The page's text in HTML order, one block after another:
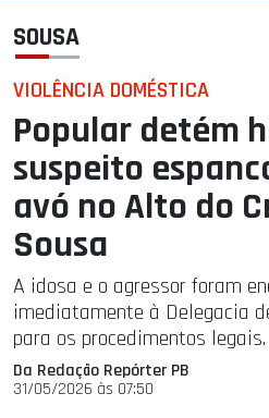
SOUSA
VIOLÊNCIA DOMÉSTICA
Popular detém
suspeito
avó no Alto do
Sousa
A idosa e o agressor foram
imediatamente à Delegacia
para os procedimentos legais.
Da Redação Repórter PB
31/05/2026 às 07:50